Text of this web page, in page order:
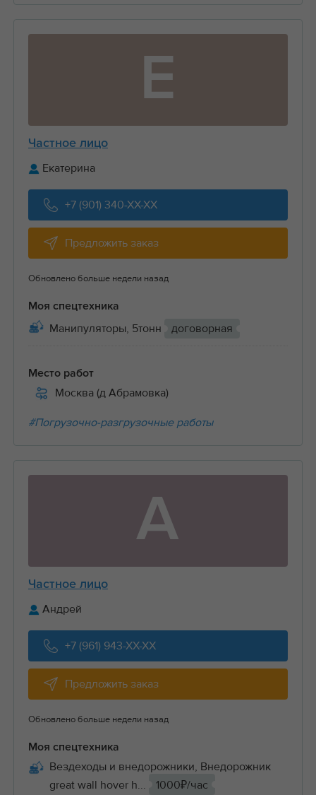
Е
Частное лицо
Екатерина
+7 (901) 340-XX-XX
Предложить заказ
Обновлено больше недели назад
Моя спецтехника
Манипуляторы, 5тонн договорная
Место работ
Москва (д Абрамовка)
#Погрузочно-разгрузочные работы
А
Частное лицо
Андрей
+7 (961) 943-XX-XX
Предложить заказ
Обновлено больше недели назад
Моя спецтехника
Вездеходы и внедорожники, Внедорожник
great wall hover h...
1000₽/час